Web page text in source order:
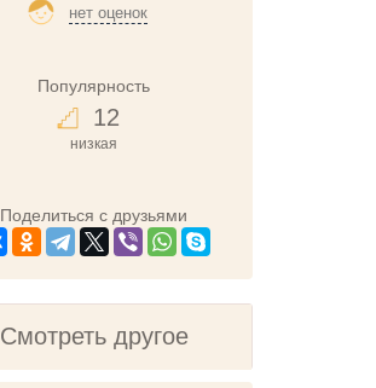
нет оценок
Популярность
12
низкая
Поделиться с друзьями
Смотреть другое